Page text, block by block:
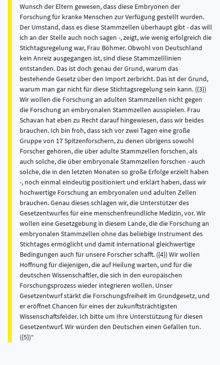
Wunsch der Eltern gewesen, dass diese Embryonen der
Forschung für kranke Menschen zur Verfügung gestellt wurden.
Der Umstand, dass es diese Stammzellen überhaupt gibt - das will
ich an der Stelle auch noch sagen -, zeigt, wie wenig erfolgreich die
Stichtagsregelung war, Frau Böhmer. Obwohl von Deutschland
kein Anreiz ausgegangen ist, sind diese Stammzelllinien
entstanden. Das ist doch genau der Grund, warum das
bestehende Gesetz über den Import zerbricht. Das ist der Grund,
warum man gar nicht für diese Stichtagsregelung sein kann. ({3})
Wir wollen die Forschung an adulten Stammzellen nicht gegen
die Forschung an embryonalen Stammzellen ausspielen. Frau
Schavan hat eben zu Recht darauf hingewiesen, dass wir beides
brauchen. Ich bin froh, dass sich vor zwei Tagen eine große
Gruppe von 17 Spitzenforschern, zu denen übrigens sowohl
Forscher gehören, die über adulte Stammzellen forschen, als
auch solche, die über embryonale Stammzellen forschen - auch
solche, die in den letzten Monaten so große Erfolge erzielt haben
-, noch einmal eindeutig positioniert und erklärt haben, dass wir
hochwertige Forschung an embryonalen und adulten Zellen
brauchen. Genau dieses schlagen wir, die Unterstützer des
Gesetzentwurfes für eine menschenfreundliche Medizin, vor. Wir
wollen eine Gesetzgebung in diesem Lande, die die Forschung an
embryonalen Stammzellen ohne das beliebige Instrument des
Stichtages ermöglicht und damit international gleichwertige
Bedingungen auch für unsere Forscher schafft. ({4}) Wir wollen
Hoffnung für diejenigen, die auf Heilung warten, und für die
deutschen Wissenschaftler, die sich in den europäischen
Forschungsprozess wieder integrieren wollen. Unser
Gesetzentwurf stärkt die Forschungsfreiheit im Grundgesetz, und
er eröffnet Chancen für eines der zukunftsträchtigsten
Wissenschaftsfelder. Ich bitte um Ihre Unterstützung für diesen
Gesetzentwurf. Wir würden den Deutschen einen Gefallen tun.
({5})